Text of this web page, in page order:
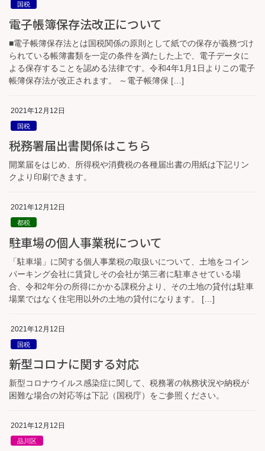
国税
電子帳簿保存法改正について
■電子帳簿保存法とは国税関係の原則として紙での保存が義務づけ
られている帳簿書類を一定の条件を満たした上で、電子データに
よる保存することを認める法律です。令和4年1月1日よりこの電子
帳簿保存法が改正されます。 ～電子帳簿保 […]
2021年12月12日
国税
税務署届出書関係はこちら
開業届をはじめ、所得税や消費税の各種届出書の用紙は下記リン
クより印刷できます。
2021年12月12日
都税
駐車場の個人事業税について
「駐車場」に関する個人事業税の取扱いについて、土地をコイン
パーキング会社に賃貸しその会社が第三者に駐車させている場
合、令和2年分の所得にかかる課税分より、その土地の貸付は駐車
場業ではなく住宅用以外の土地の貸付になります。 […]
2021年12月12日
国税
新型コロナに関する対応
新型コロナウイルス感染症に関して、税務署の執務状況や納税が
困難な場合の対応等は下記（国税庁）をご参照ください。
2021年12月12日
品川区